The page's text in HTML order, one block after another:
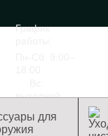
График
выходной
для